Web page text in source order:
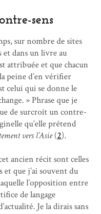
sens
sur nombre de sites
et dans un livre au
attribuée et que chacun
peine d’en vérifier
celui qui se donne le
» Phrase que je
de surcroît un contre-
qu’elle prétend
vers l’Asie(2).
ancien récit sont celles
et que j’ai souvent du
l’opposition entre
de langage
Je la dirais sans